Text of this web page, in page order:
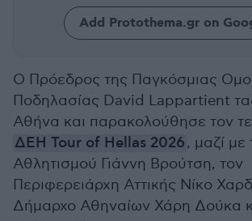
Add Protothema.gr on
Ο Πρόεδρος της Παγκόσμιας
Ποδηλασίας David Lappartient
Αθήνα και παρακολούθησε τον
ΔΕΗ Tour of Hellas 2026, μαζί
Αθλητισμού Γιάννη Βρούτση, τον
Περιφερειάρχη Αττικής Νίκο
Δήμαρχο Αθηναίων Χάρη Δούκα